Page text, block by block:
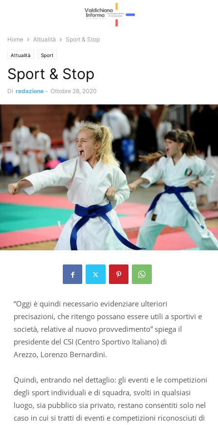
Home Attualità Sport & Stop
Attualità Sport
Sport & Stop
Di redazione - Ottobre 28, 2020
“Oggi è quindi necessario evidenziare ulteriori
precisazioni, che ritengo possano essere utili a sportivi e
società, relative al nuovo provvedimento” spiega il
presidente del CSI (Centro Sportivo Italiano) di
Arezzo, Lorenzo Bernardini.
Quindi, entrando nel dettaglio: gli eventi e le competizioni
degli sport individuali e di squadra, svolti in qualsiasi
luogo, sia pubblico sia privato, restano consentiti solo nel
caso in cui si tratti di eventi e competizioni riconosciuti di